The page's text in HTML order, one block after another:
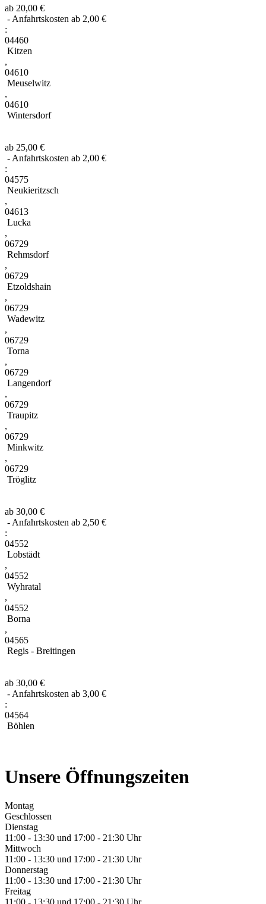
ab 20,00 €
- Anfahrtskosten ab 2,00 €
:
04460
Kitzen
,
04610
Meuselwitz
,
04610
Wintersdorf
ab 25,00 €
- Anfahrtskosten ab 2,00 €
:
04575
Neukieritzsch
,
04613
Lucka
,
06729
Rehmsdorf
,
06729
Etzoldshain
,
06729
Wadewitz
,
06729
Torna
,
06729
Langendorf
,
06729
Traupitz
,
06729
Minkwitz
,
06729
Tröglitz
ab 30,00 €
- Anfahrtskosten ab 2,50 €
:
04552
Lobstädt
,
04552
Wyhratal
,
04552
Borna
,
04565
Regis - Breitingen
ab 30,00 €
- Anfahrtskosten ab 3,00 €
:
04564
Böhlen
Unsere Öffnungszeiten
Montag
Geschlossen
Dienstag
11:00 - 13:30 und 17:00 - 21:30 Uhr
Mittwoch
11:00 - 13:30 und 17:00 - 21:30 Uhr
Donnerstag
11:00 - 13:30 und 17:00 - 21:30 Uhr
Freitag